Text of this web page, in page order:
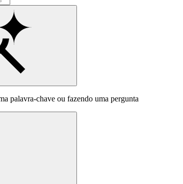
palavra-chave ou fazendo uma pergunta